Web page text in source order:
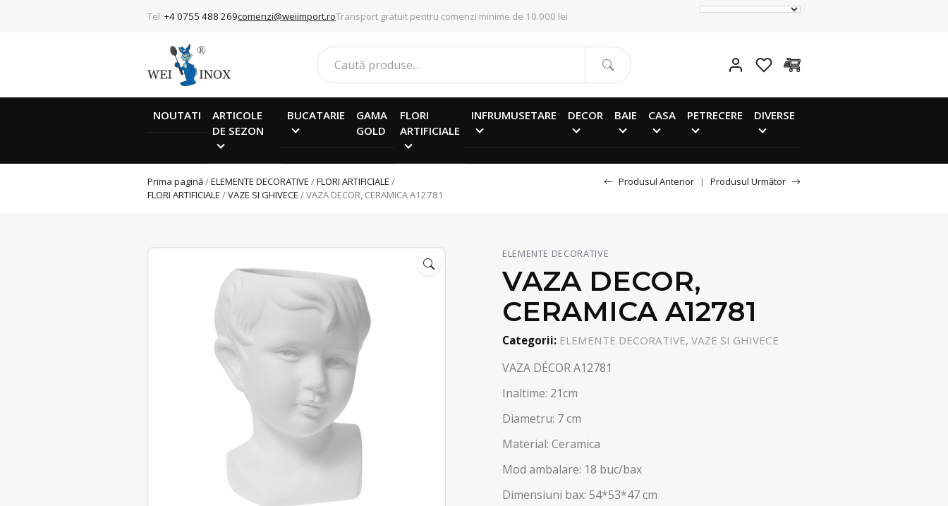
Tel: +4 0755 488 269comenzi@weiimport.roTransport gratuit pentru comenzi minime de 10.000 lei
NOUTATI
ARTICOLE
DE SEZON
BUCATARIE
GAMA
GOLD
FLORI
ARTIFICIALE
INFRUMUSETARE DECOR BAIE CASA PETRECERE DIVERSE
Prima pagină/ELEMENTE DECORATIVE /FLORI ARTIFICIALE /
FLORI ARTIFICIALE /VAZE SI GHIVECE / VAZA DECOR, CERAMICA A12781
Produsul Anterior | Produsul Următor
ELEMENTE DECORATIVE
VAZA DECOR,
CERAMICA A12781
Categorii: ELEMENTE DECORATIVE, VAZE SI GHIVECE
VAZA DÉCOR A12781
Inaltime: 21cm
Diametru: 7 cm
Material: Ceramica
Mod ambalare: 18 buc/bax
Dimensiuni bax: 54*53*47 cm